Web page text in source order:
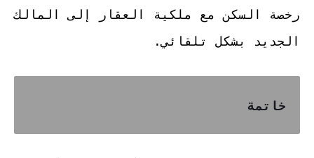
رخصة السكن مع ملكية العقار إلى المالك
الجديد بشكل تلقائي.
خاتمة